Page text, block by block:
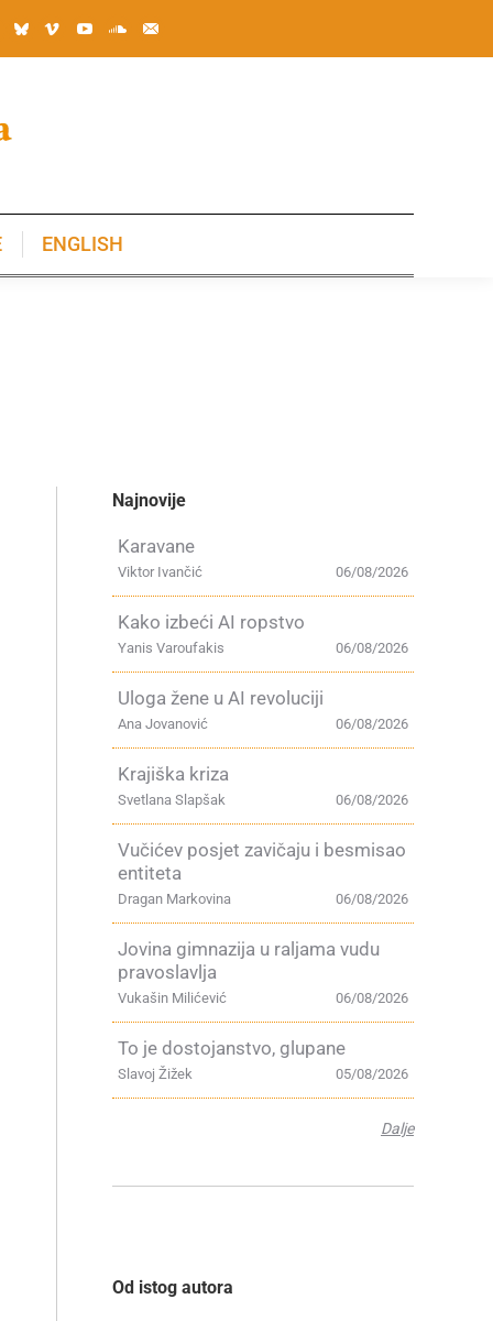
ENGLISH
Najnovije
Karavane
06/08/2026
Viktor Ivančić
Kako izbeći AI ropstvo
06/08/2026
Yanis Varoufakis
Uloga žene u AI revoluciji
06/08/2026
Ana Jovanović
Krajiška kriza
06/08/2026
Svetlana Slapšak
Vučićev posjet zavičaju i besmisao
entiteta
06/08/2026
Dragan Markovina
Jovina gimnazija u raljama vudu
pravoslavlja
06/08/2026
Vukašin Milićević
To je dostojanstvo, glupane
05/08/2026
Slavoj Žižek
Dalje
Od istog autora
ENGLISH